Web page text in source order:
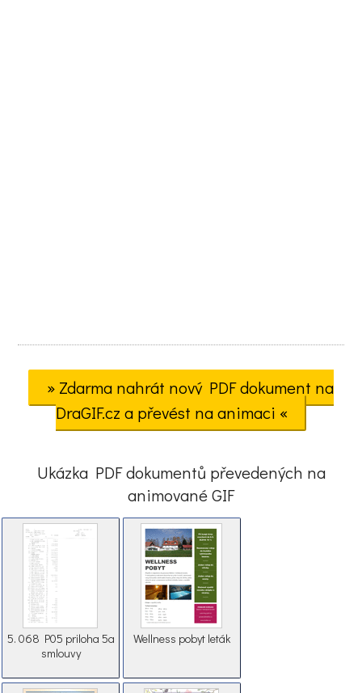
» Zdarma nahrát nový PDF dokument na
DraGIF.cz a převést na animaci «
Ukázka PDF dokumentů převedených na
animované GIF
5. 068 P05 priloha 5a
smlouvy
Wellness pobyt leták